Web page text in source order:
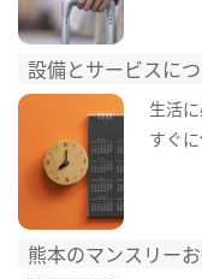
設備とサービスに
生活
すぐ
熊本のマンスリー